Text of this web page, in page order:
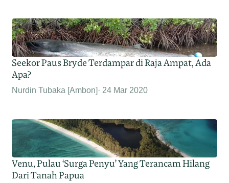
Seekor Paus Bryde Terdampar di Raja Ampat, Ada
Apa?
Nurdin Tubaka [Ambon] 24 Mar 2020
Venu, Pulau ‘Surga Penyu’ Yang Terancam Hilang
Dari Tanah Papua